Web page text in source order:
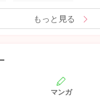
もっと見る
マンガ